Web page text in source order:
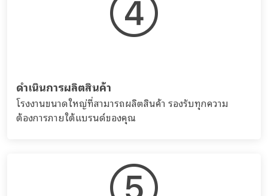
ดำเนินการผลิตสินค้า
โรงงานขนาดใหญ่ที่สามารถผลิตสินค้า รองรับทุกความ
ต้องการภายใต้แบรนด์ของคุณ